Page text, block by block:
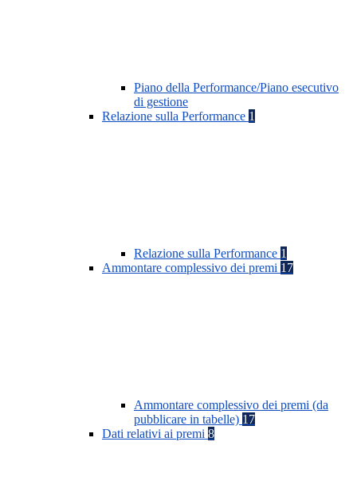
Piano della Performance/Piano esecutivo
di gestione
Relazione sulla Performance 1
Relazione sulla Performance 1
Ammontare complessivo dei premi 17
Ammontare complessivo dei premi (da
pubblicare in tabelle) 17
Dati relativi ai premi 8